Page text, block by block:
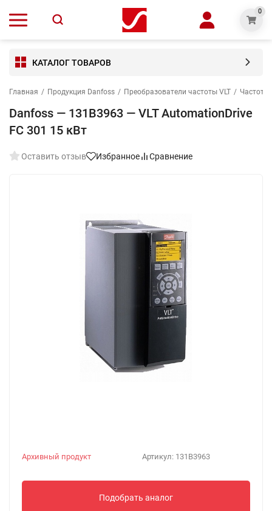
0
КАТАЛОГ ТОВАРОВ
Главная / Продукция Danfoss / Преобразователи частоты VLT /
Danfoss — 131B3963 — VLT AutomationDrive
FC 301 15 кВт
Оставить отзыв Избранное Сравнение
Артикул: 131B3963
Архивный продукт
Подобрать аналог